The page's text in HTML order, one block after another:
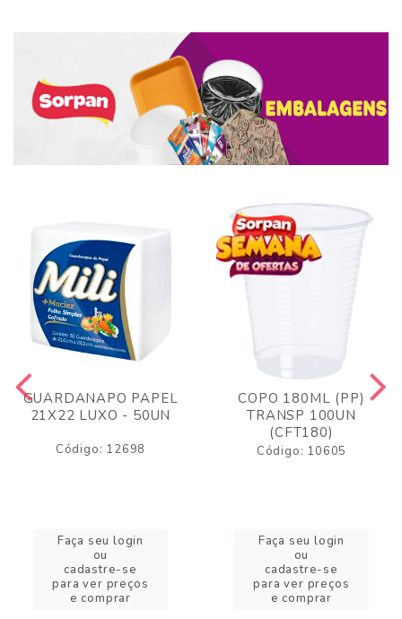
GUARDANAPO PAPEL
21X22 LUXO - 50UN
Código: 12698
Faça seu login
ou
cadastre-se
para ver preços
e comprar
COPO 180ML (PP)
TRANSP 100UN
(CFT180)
Código: 10605
Faça seu login
ou
cadastre-se
para ver preços
e comprar